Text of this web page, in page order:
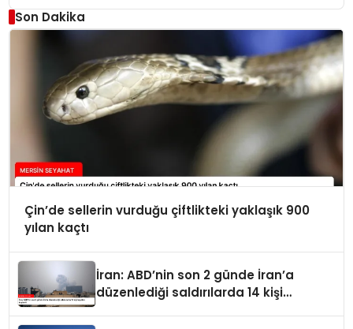
Son Dakika
Çin’de sellerin vurduğu çiftlikteki yaklaşık 900
yılan kaçtı
İran: ABD’nin son 2 günde İran’a
düzenlediği saldırılarda 14 kişi